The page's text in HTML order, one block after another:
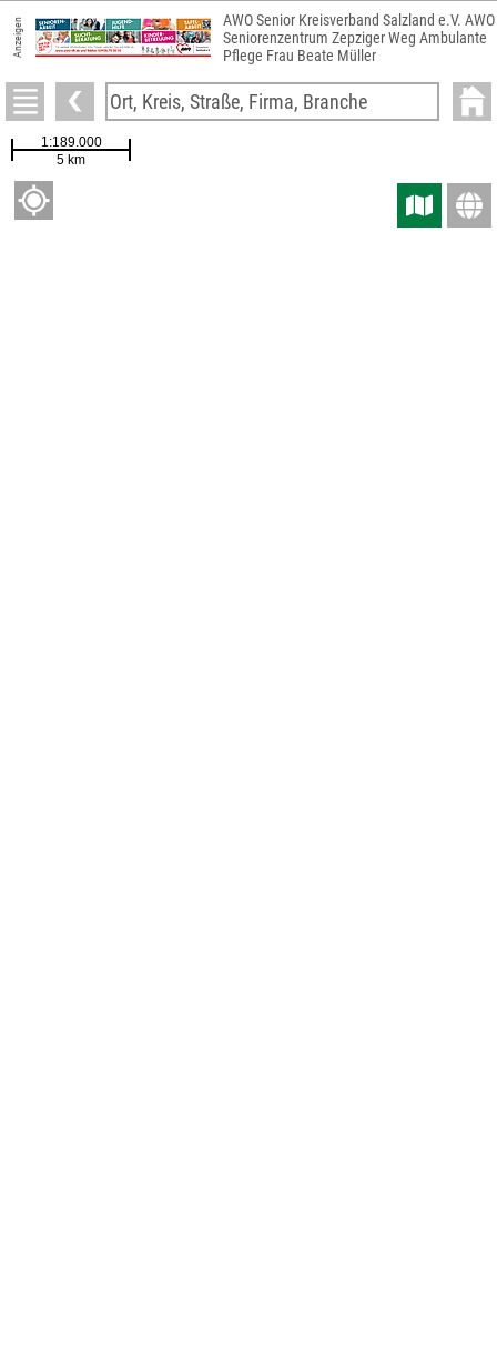
Anzeigen
AWO Senior Kreisverband Salzland e.V. AWO
Seniorenzentrum Zepziger Weg Ambulante
Pflege Frau Beate Müller